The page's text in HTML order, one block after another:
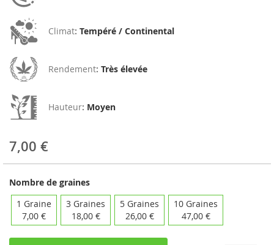
Climat: Tempéré / Continental
Rendement: Très élevée
Hauteur: Moyen
7,00 €
Nombre de graines
1 Graine
7,00 €
3 Graines
18,00 €
5 Graines
26,00 €
10 Graines
47,00 €